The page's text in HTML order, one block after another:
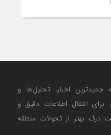
جدیدترین اخبار، تحلیل‌ها و
برای انتقال اطلاعات دقیق و
درک بهتر از تحولات منطقه